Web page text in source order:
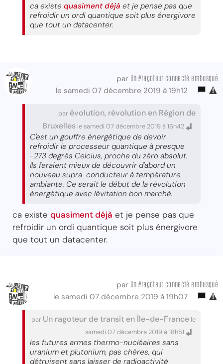
ca existe quasiment déjà et je pense pas que
refroidir un ordi quantique soit plus énergivore
que tout un datacenter.
par Un #ragoteur connecté embusqué
le samedi 07 décembre 2019 à 19h12
par évolution, révolution en Région de
Bruxelles le samedi 07 décembre 2019 à 16h42
C'est un gouffre énergétique de devoir
refroidir le processeur quantique à presque
-273 degrés Celcius, proche du zéro absolut.
Ils feraient mieux de découvrir d'abord un
nouveau supra-conducteur à température
ambiante. Ce serait le début de la révolution
énergétique avec lévitation bon marché.
ca existe quasiment déjà et je pense pas que
refroidir un ordi quantique soit plus énergivore
que tout un datacenter.
par Un #ragoteur connecté embusqué
le samedi 07 décembre 2019 à 19h07
par Un ragoteur de transit en Île-de-France le
samedi 07 décembre 2019 à 18h51
les futures armes thermo-nucléaires sans
uranium et plutonium, pas chères, qui
détruisent sans laisser de radioactivité